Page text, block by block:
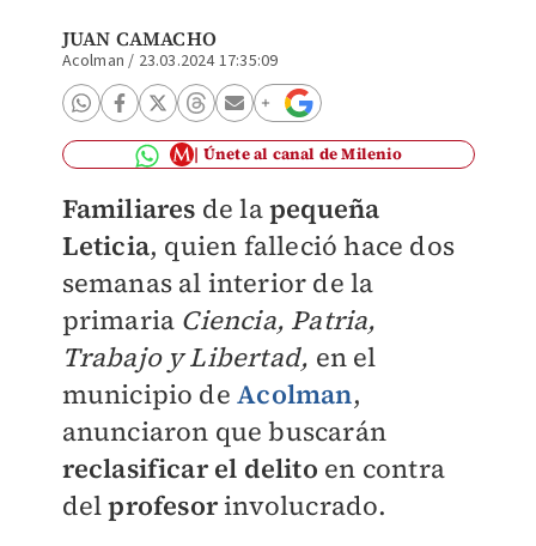
JUAN CAMACHO
Acolman / 23.03.2024 17:35:09
Únete al canal de Milenio
Familiares de lapequeña
Leticia, quien falleció hace dos
semanas al interior de la
primaria Ciencia, Patria,
Trabajo y Libertad, en el
municipio deAcolman,
anunciaron que buscarán
reclasificar el delito en contra
delprofesorinvolucrado.